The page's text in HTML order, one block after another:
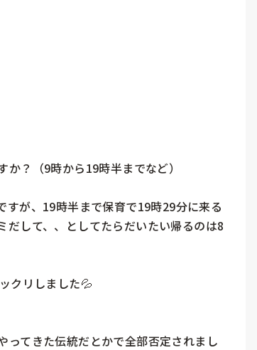
？（9時から19時半までなど）
すが、19時半まで保育で19時29分に来る
して、、としてたらだいたい帰るのは8
クリしました💦
ってきた伝統だとかで全部否定されまし